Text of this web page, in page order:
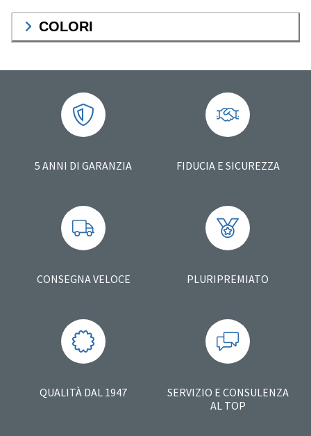
COLORI
5 ANNI DI GARANZIA FIDUCIA E SICUREZZA
CONSEGNA VELOCE PLURIPREMIATO
QUALITÀ DAL 1947
SERVIZIO E CONSULENZA
AL TOP